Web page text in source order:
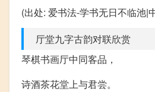
(出处: 爱书法-学书无日不临池|
厅堂九字古韵对联欣赏
琴棋书画厅中同客品，
诗酒茶花堂上与君尝。